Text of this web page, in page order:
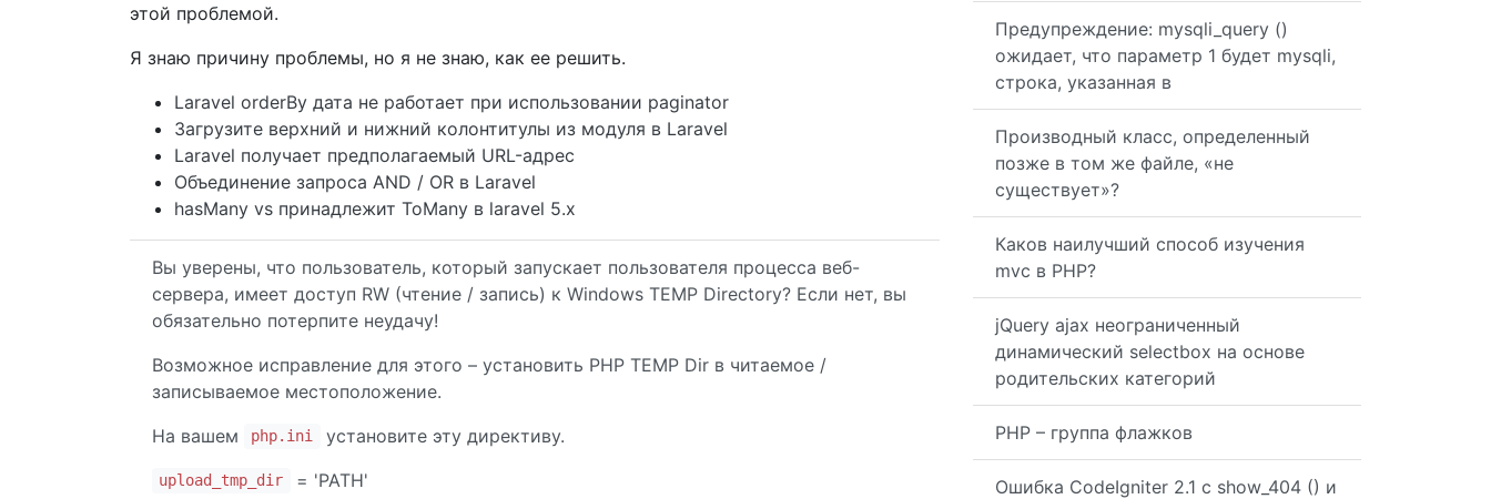
Предупреждение: mysqli_query ()
ожидает, что параметр 1 будет mysqli,
строка, указанная в
Производный класс, определенный
позже в том же файле, «не
существует»?
Каков наилучший способ изучения
mvc в PHP?
jQuery ajax неограниченный
динамический selectbox на основе
родительских категорий
PHP – группа флажков
Ошибка CodeIgniter 2.1 с show_404 () и
этой проблемой.
Я знаю причину проблемы, но я не знаю, как ее решить.
Laravel orderBy дата не работает при использовании paginator
Загрузите верхний и нижний колонтитулы из модуля в Laravel
Laravel получает предполагаемый URL-адрес
Объединение запроса AND / OR в Laravel
hasMany vs принадлежит ToMany в laravel 5.x
Вы уверены, что пользователь, который запускает пользователя процесса веб-
сервера, имеет доступ RW (чтение / запись) к Windows TEMP Directory? Если нет, вы
обязательно потерпите неудачу!
Возможное исправление для этого – установить PHP TEMP Dir в читаемое /
записываемое местоположение.
На вашем
php.ini установите эту директиву.
upload_tmp_dir
= 'PATH'